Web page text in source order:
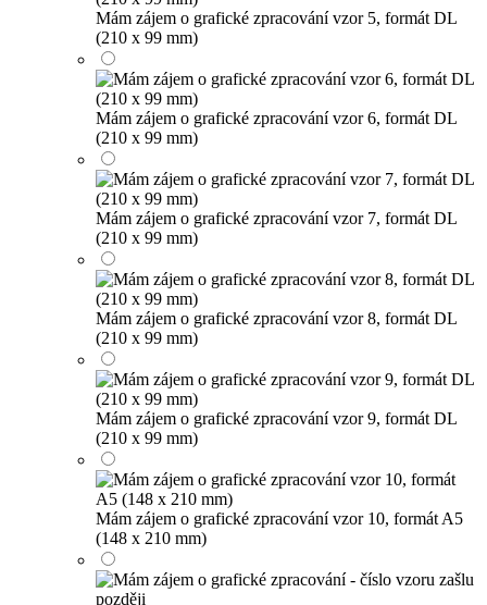
Mám zájem o grafické zpracování vzor 5, formát DL
(210 x 99 mm)
Mám zájem o grafické zpracování vzor 6, formát DL
(210 x 99 mm)
Mám zájem o grafické zpracování vzor 7, formát DL
(210 x 99 mm)
Mám zájem o grafické zpracování vzor 8, formát DL
(210 x 99 mm)
Mám zájem o grafické zpracování vzor 9, formát DL
(210 x 99 mm)
Mám zájem o grafické zpracování vzor 10, formát A5
(148 x 210 mm)